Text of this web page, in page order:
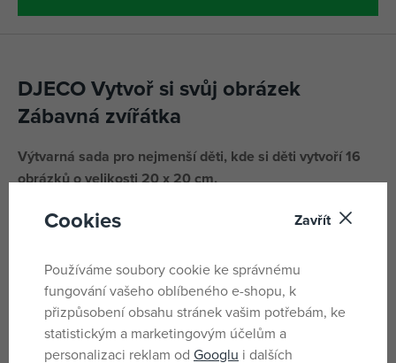
DJECO Vytvoř si svůj obrázek
Zábavná zvířátka
Výtvarná sada pro nejmenší děti, kde si děti vytvoří 16
obrázků o velikosti 20 x 20 cm.
Pro snadnější malování jim pomáhá z části předkreslený
dalších dekorací na 4 arších. Děti sami domalují obrázek
pomocí tří voskovek a třech fixů.
Rozměry balení: 23,5 x 23,4 cm.
Cookies Zavřít
Používáme soubory cookie ke správnému
fungování vašeho oblíbeného e-shopu, k
přizpůsobení obsahu stránek vašim potřebám, ke
statistickým a marketingovým účelům a
personalizaci reklam od Googlu i dalších